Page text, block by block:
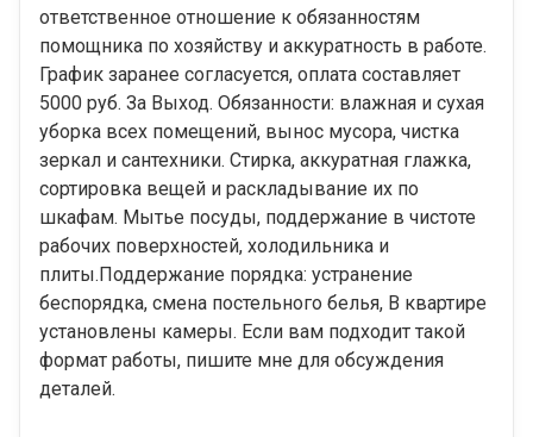
ответственное отношение к обязанностям
помощника по хозяйству и аккуратность в работе.
График заранее согласуется, оплата составляет
5000 руб. За Выход. Обязанности: влажная и сухая
уборка всех помещений, вынос мусора, чистка
зеркал и сантехники. Стирка, аккуратная глажка,
сортировка вещей и раскладывание их по
шкафам. Мытье посуды, поддержание в чистоте
рабочих поверхностей, холодильника и
плиты.Поддержание порядка: устранение
беспорядка, смена постельного белья, В квартире
установлены камеры. Если вам подходит такой
формат работы, пишите мне для обсуждения
деталей.